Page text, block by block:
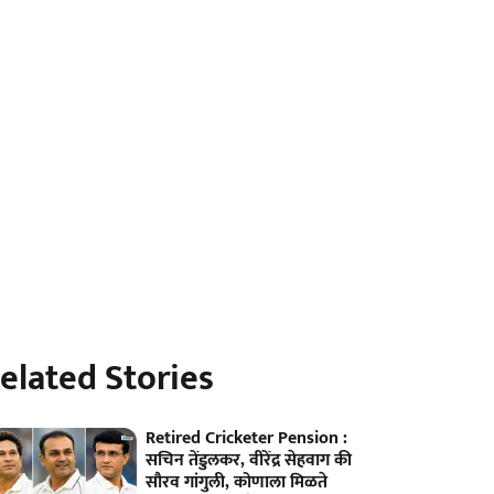
Stories
Retired Cricketer Pension :
सचिन तेंडुलकर, वीरेंद्र सेहवाग की
सौरव गांगुली, कोणाला मिळते